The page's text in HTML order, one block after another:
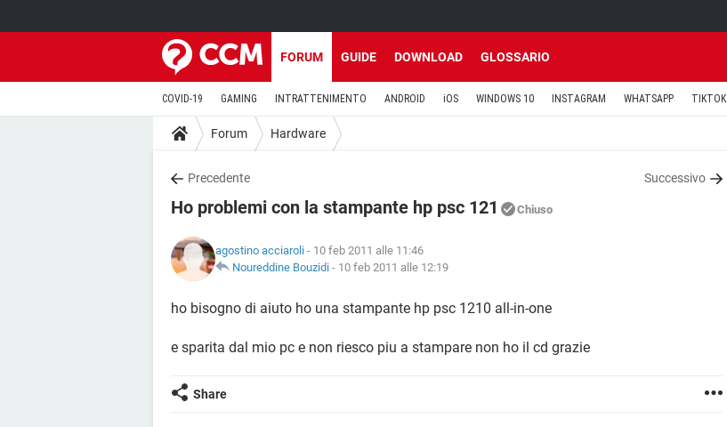
FORUM GUIDE DOWNLOAD GLOSSARIO
COVID-19 GAMING INTRATTENIMENTO ANDROID iOS WINDOWS 10 INSTAGRAM WHATSAPP TIKTOK
Forum Hardware
Precedente Successivo
Ho problemi con la stampante hp psc 121 Chiuso
agostino acciaroli - 10 feb 2011 alle 11:46
Noureddine Bouzidi - 10 feb 2011 alle 12:19
ho bisogno di aiuto ho una stampante hp psc 1210 all-in-one
e sparita dal mio pc e non riesco piu a stampare non ho il cd grazie
Share